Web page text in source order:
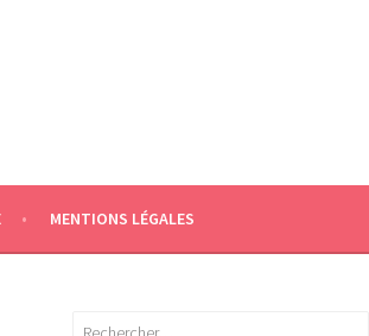
MENTIONS LÉGALES
Rechercher :